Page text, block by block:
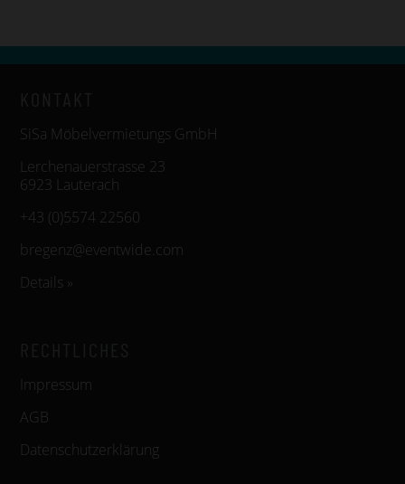
SiSa Möbelvermietungs GmbH
Lerchenauerstrasse 23
6923 Lauterach
+43 (0)5574 22560
bregenz@eventwide.com
Details »
Impressum
AGB
Datenschutzerklärung